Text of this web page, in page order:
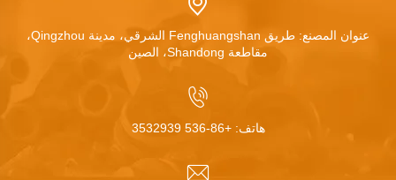
عنوان المصنع: طريق Fenghuangshan الشرقي، مدينة Qingzhou،
مقاطعة Shandong، الصين
هاتف:+86-536 3532939